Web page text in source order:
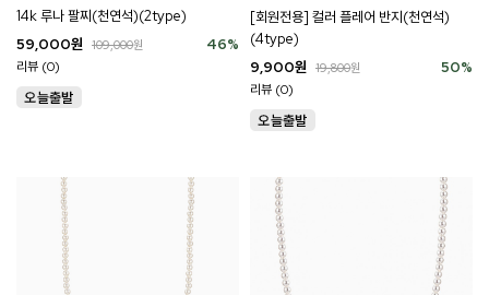
14k 루나 팔찌(천연석)(2type)
46%
59,000원 109,000원
리뷰 (0)
[회원전용] 컬러 플레어 반지(천연석)
(4type)
50%
9,900원 19,800원
리뷰 (0)